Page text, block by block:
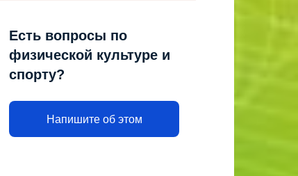
Есть вопросы по
физической культуре и
спорту?
Напишите об этом